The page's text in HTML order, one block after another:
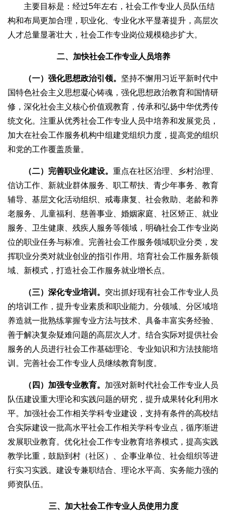
主要目标是：经过5年左右，社会工作专业人员队伍结
构和布局更加合理，职业化、专业化水平显著提升，高层次
人才总量显著壮大，社会工作专业岗位规模稳步扩大。
二、加快社会工作专业人员培养
（一）强化思想政治引领。 坚持不懈用习近平新时代中
国特色社会主义思想凝心铸魂，强化思想政治教育和国情研
修，深化社会主义核心价值观教育，传承和弘扬中华优秀传
统文化。注重从优秀社会工作专业人员中培养和发展党员，
加大在社会工作服务机构中组建党组织力度，提高党的组织
和党的工作覆盖质量。
（二）完善职业化建设。 重点在社区治理、乡村治理、
信访工作、新就业群体服务、职工帮扶、青少年事务、教育
辅导、基层文化活动组织、戒毒康复、社会救助、老龄和养
老服务、儿童福利、慈善事业、婚姻家庭、社区矫正、就业
服务、卫生健康、残疾人服务等领域，明确社会工作专业岗
位的职业任务与标准。完善社会工作服务领域职业分类，发
挥职业分类对就业创业的指引作用。培育社会工作服务新领
域、新模式，打造社会工作服务就业增长点。
（三）深化专业培训。 突出抓好现有社会工作专业人员
的培训工作，提升专业素质和职业能力。分领域、分区域培
养造就一批熟练掌握专业方法与技术、具备丰富实务经验、
善于解决复杂疑难问题的高层次人才。结合实际对提供社会
服务的人员进行社会工作基础理论、专业知识和方法技能培
训。完善社会工作专业人员继续教育制度。
（四）加强专业教育。 加强对新时代社会工作专业人员
队伍建设重大理论和实践问题的研究，提升成果转化利用水
平。加强社会工作相关学科专业建设，支持有条件的高校结
合实际建设一批高水平社会工作相关学科专业点，循序渐进
发展职业教育。优化社会工作专业教育培养模式，提高实践
教学比重，鼓励到村（社区）、企事业单位、社会组织等进
行实习实践。建设专兼职结合、理论水平高、实务能力强的
师资队伍。
三、加大社会工作专业人员使用力度